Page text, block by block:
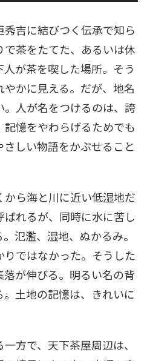
吉に結びつく伝承で知ら
茶をたてた、あるいは休
が茶を喫した場所。そう
かに見える。だが、地名
人が名をつけるのは、誇
憶をやわらげるためでも
しい物語をかぶせること
ら海と川に近い低湿地だ
れるが、同時に水に苦し
氾濫、湿地、ぬかるみ。
ではなかった。そうした
が伸びる。明るい名の背
土地の記憶は、きれいに
方で、天下茶屋周辺は、